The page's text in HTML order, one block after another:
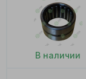
В наличии